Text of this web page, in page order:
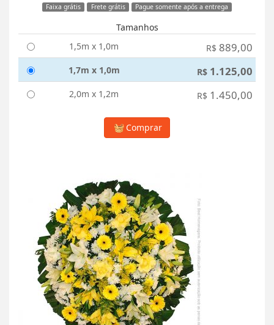
Faixa grátis Frete grátis Pague somente após a entrega
Tamanhos
1,5m x 1,0m
R$ 889,00
1,7m x 1,0m R$ 1.125,00
2,0m x 1,2m R$ 1.450,00
Comprar